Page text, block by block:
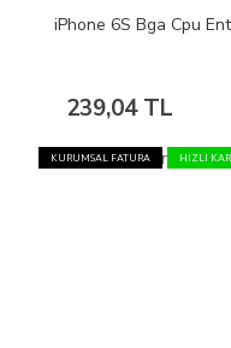
iPhone 6S Bga Cpu
239,04 TL
KURUMSAL FATURA HIZLI